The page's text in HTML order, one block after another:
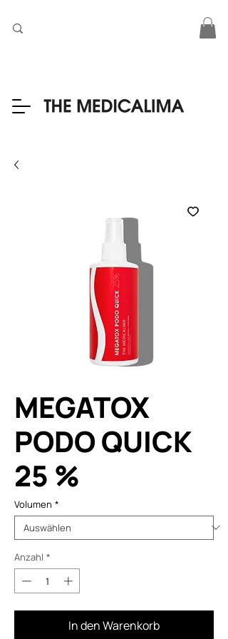
MEGATOX
PODO QUICK
25 %
Volumen *
Anzahl *
In den Warenkorb